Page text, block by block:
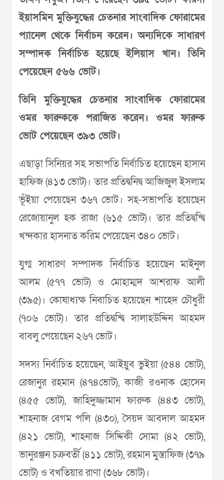
ইয়াসমিন মুক্তিযুদ্ধের চেতনার সাংবাদিক ফোরামের
প্যানেল থেকে নির্বাচন করেন। অন্যদিকে সাধারণ
সম্পাদক নির্বাচিত হয়েছে ইলিয়াস খান। তিনি
পেয়েছেন ৫৬৬ ভোট।
তিনি মুক্তিযুদ্ধের চেতনার সাংবাদিক ফোরামের
ওমর ফারুককে পরাজিত করেন। ওমর ফারুক
ভোট পেয়েছেন ৩৯৩ ভোট।
এছাড়া সিনিয়র সহ সভাপতি নির্বাচিত হয়েছেন হাসান
হাফিজ (৪১৩ ভোট)। তার প্রতিদ্বনিদ্ব আজিজুল ইসলাম
ভূঁইয়া পেয়েছেন ৩৬৭ ভোট। সহ-সভাপতি হয়েছেন
রেজোয়ানুল হক রাজা (৬১৫ ভোট)। তার প্রতিদ্বন্দ্বি
খন্দকার হাসনাত করিম পেয়েছেন ৩৪০ ভোট।
যুগ্ম সাধারণ সম্পাদক নির্বাচিত হয়েছেন মাইনুল
আলম (৫৭৭ ভোট) ও মোহাম্মদ আশরাফ আলী
(৩৯৫)। কোষাধ্যক্ষ নিবাচিত হয়েছেন শাহেদ চৌধুরী
(৭০৬ ভোট)। তার প্রতিদ্বন্দ্বি সালাহউদ্দিন আহমদ
বাবলু পেয়েছেন ২৬৭ ভোট।
সদস্য নির্বাচিত হয়েছেন, আইয়ুব ভুইয়া (৫৪৪ ভোট),
রেজানুর রহমান (৪৭৪ভোট), কাজী রওনাক হোসেন
(৪৫৫ ভোট), জাহিদুজ্জামান ফারুক (৪৪৩ ভোট),
শাহনাজ বেগম পলি (৪৩০), সৈয়দ আবদাল আহমদ
(৪২১ ভোট), শাহনাজ সিদ্দিকী সোমা (৪২ ভোট),
ভানুরঞ্জন চক্রবর্তী (৪১১ ভোট), রহমান মুস্তাফিজ (৩৭৯
ভোট) ও বখতিয়ার রাণা (৩৬৮ ভোট)।